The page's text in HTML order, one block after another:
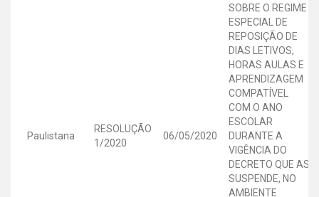
Paulistana
RESOLUÇÃO
1/2020
06/05/2020
SOBRE O REGIME
ESPECIAL DE
REPOSIÇÃO DE
DIAS LETIVOS,
HORAS AULAS E
APRENDIZAGEM
COMPATÍVEL
COM O ANO
ESCOLAR
DURANTE A
VIGÊNCIA DO
DECRETO QUE AS
SUSPENDE, NO
AMBIENTE